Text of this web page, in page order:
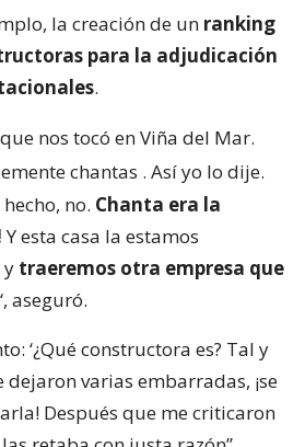
región del Bío Bío-.
la sección de
nuevas medidas de revisión.
la creación de un ranking
para la adjudicación
.
nos tocó en Viña del Mar.
hecho, no.Chanta era la
Y esta casa la estamos
ytraeremos otra empresa que